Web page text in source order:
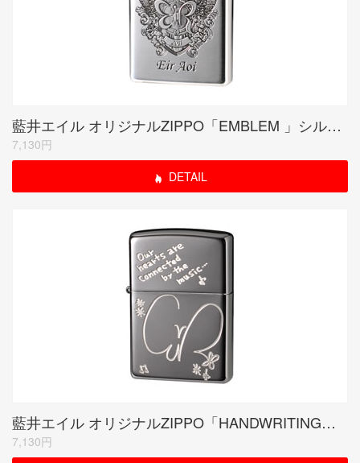
藍井エイル オリジナルZIPPO「EMBLEM 」シルバー
7,130円
DETAIL
藍井エイル オリジナルZIPPO「HANDWRITING」ブラックミラー
7,130円